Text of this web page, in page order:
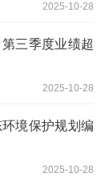
2025-10-28
三季度业绩超
2025-10-28
境保护规划编
2025-10-28